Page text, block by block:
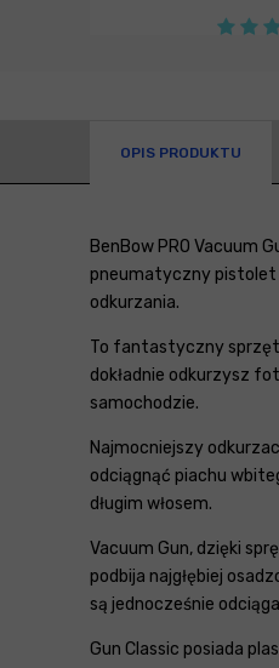
OPIS PRODUKTU
BenBow PRO Vacuum
pneumatyczny
odkurzania.
To fantastyczny
dokładnie odkurzysz
samochodzie.
Najmocniejszy
odciągnąć piachu
długim włosem.
Vacuum Gun, dzięki
podbija najgłębiej
są jednocześnie
Gun Classic posiada